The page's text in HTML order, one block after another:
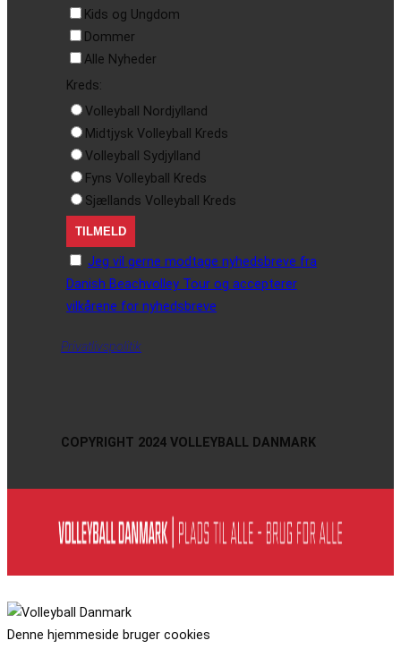
Kids og Ungdom
Dommer
Alle Nyheder
Kreds:
Volleyball Nordjylland
Midtjysk Volleyball Kreds
Volleyball Sydjylland
Fyns Volleyball Kreds
Sjællands Volleyball Kreds
Jeg vil gerne modtage nyhedsbreve fra
Danish Beachvolley Tour og accepterer
vilkårene for nyhedsbreve
Privatlivspolitik
COPYRIGHT 2024 VOLLEYBALL DANMARK
Denne hjemmeside bruger cookies